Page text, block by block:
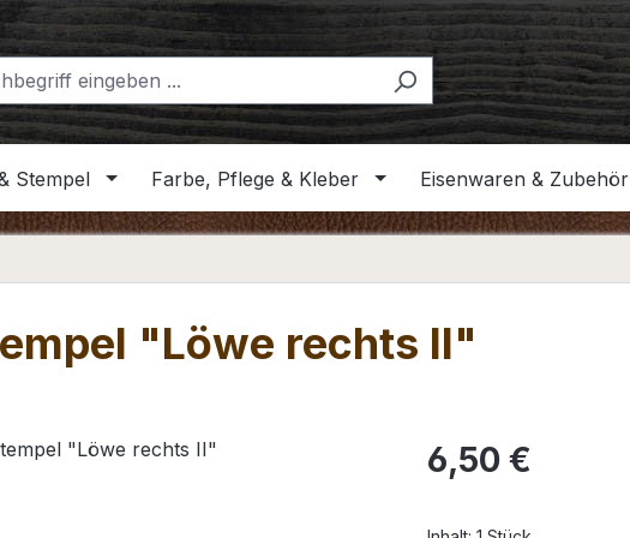
Stempel Farbe, Pflege & Kleber Eisenwaren & Zubehör
"Löwe rechts II"
Regulärer Preis:
6,50 €